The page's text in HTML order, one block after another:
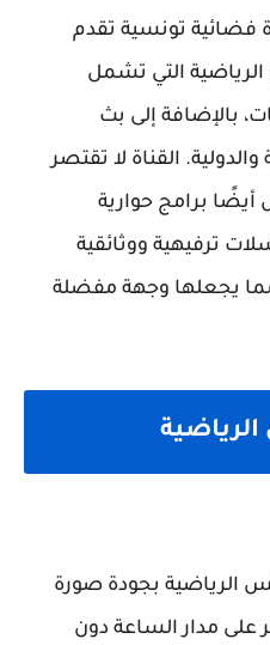
فضائية تونسية تقدم
التي تشمل
بالإضافة إلى بث
القناة لا تقتصر
برامج حوارية
ترفيهية ووثائقية
يجعلها وجهة مفضلة
الرياضية بجودة صورة
على مدار الساعة دون